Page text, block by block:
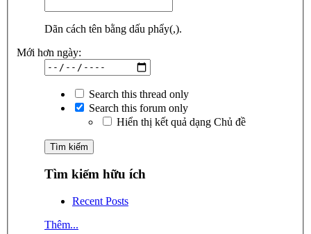
Dãn cách tên bằng dấu phẩy(,).
Mới hơn ngày:
Search this thread only
Search this forum only
Hiển thị kết quả dạng Chủ đề
Tìm kiếm hữu ích
Recent Posts
Thêm...